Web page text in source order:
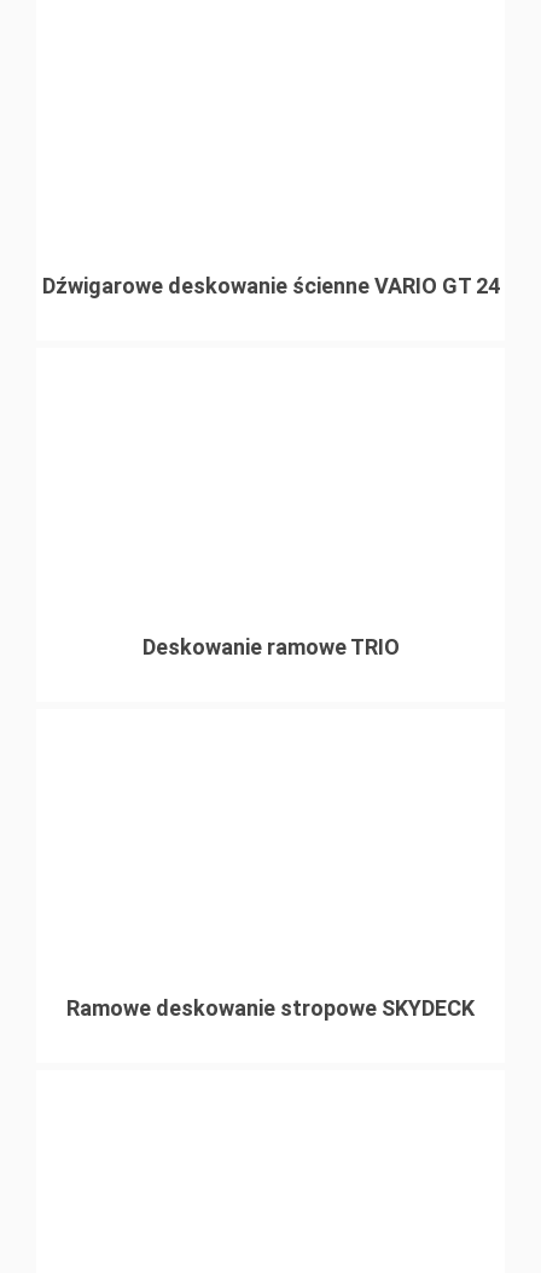
Dźwigarowe deskowanie ścienne VARIO GT 24
Deskowanie ramowe TRIO
Ramowe deskowanie stropowe SKYDECK